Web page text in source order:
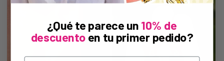
¿Qué te parece un 10% de
descuento en tu primer pedido?